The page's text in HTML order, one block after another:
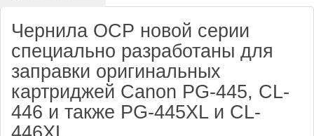
Чернила OCP новой серии
специально разработаны для
заправки оригинальных
картриджей Canon PG-445, CL-
446 и также PG-445XL и CL-